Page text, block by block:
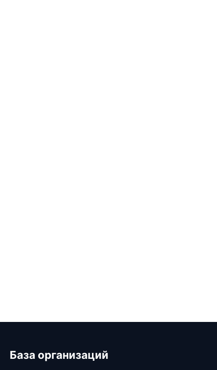
База организаций